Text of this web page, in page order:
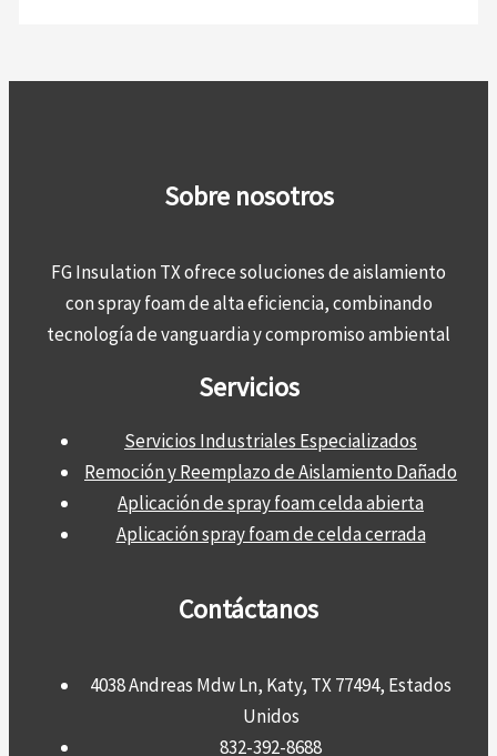
Sobre nosotros
FG Insulation TX ofrece soluciones de aislamiento
con spray foam de alta eficiencia, combinando
tecnología de vanguardia y compromiso ambiental
Servicios
Servicios Industriales Especializados
Remoción y Reemplazo de Aislamiento Dañado
Aplicación de spray foam celda abierta
Aplicación spray foam de celda cerrada
Contáctanos
4038 Andreas Mdw Ln, Katy, TX 77494, Estados
Unidos
832-392-8688